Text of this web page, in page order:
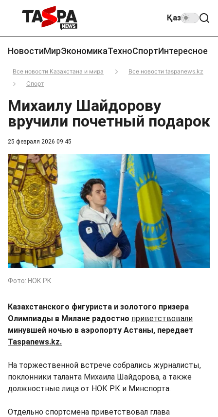
Қаз
НовостиМирЭкономикаТехноСпортИнтересное
Все новости Казахстана и мира
Все новости taspanews.kz
Спорт
25 февраля 2026 09:45
Михаилу Шайдорову
вручили почетный подарок
Фото: НОК РК
Казахстанского фигуриста и золотого призера
Олимпиады в Милане радостно приветствовали
минувшей ночью в аэропорту Астаны, передает
Taspanews.kz.
На торжественной встрече собрались журналисты,
поклонники таланта Михаила Шайдорова, а также
должностные лица от НОК РК и Минспорта.
Отдельно спортсмена приветствовал глава